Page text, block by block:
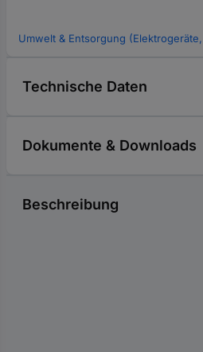
Umwelt & Entsorgung
Technische Daten
Dokumente & Downloads
Beschreibung